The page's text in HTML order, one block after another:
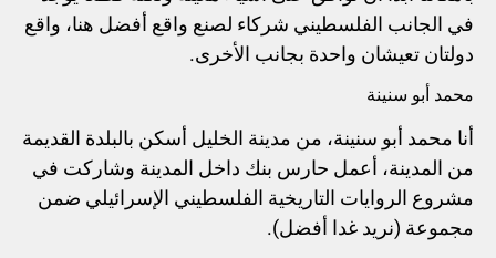
في الجانب الفلسطيني شركاء لصنع واقع أفضل هنا، واقع
دولتان تعيشان واحدة بجانب الأخرى.
محمد أبو سنينة
أنا محمد أبو سنينة، من مدينة الخليل أسكن بالبلدة القديمة
من المدينة، أعمل حارس بنك داخل المدينة وشاركت في
مشروع الروايات التاريخية الفلسطيني الإسرائيلي ضمن
مجموعة (نريد غدا أفضل).